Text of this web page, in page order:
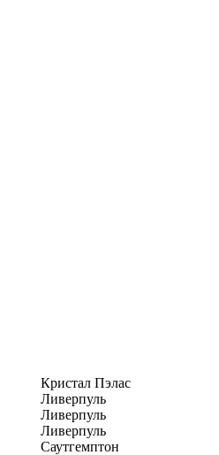
Кристал Пэлас
Ливерпуль
Ливерпуль
Ливерпуль
Саутгемптон